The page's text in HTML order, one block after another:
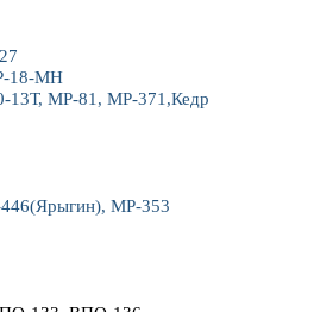
18-МН
13Т, МР-81, МР-371,Кедр
МР-353